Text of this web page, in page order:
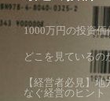
1000万円の投資
どこを見ているの
【経営者必見】
なぐ経営のヒント